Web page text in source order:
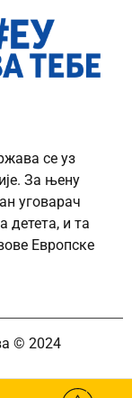
се уз
За њену
уговарач
детета, и та
Европске
© 2024